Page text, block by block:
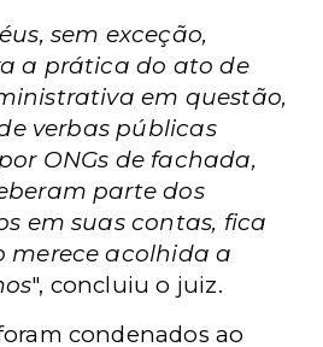
sem exceção,
a prática do ato de
em questão,
verbas públicas
ONGs de fachada,
parte dos
em suas contas, fica
merece acolhida a
", concluiu o juiz.
condenados ao